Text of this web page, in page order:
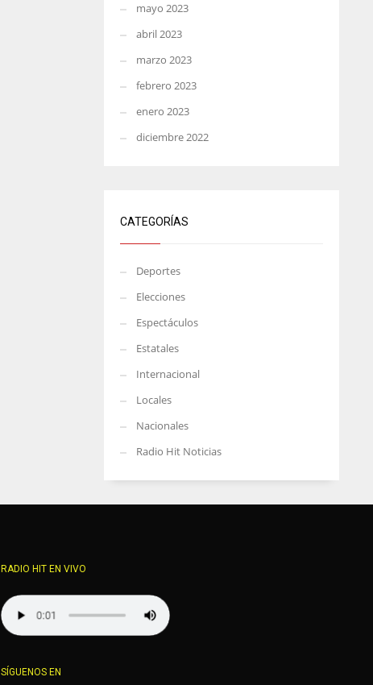
mayo 2023
abril 2023
marzo 2023
febrero 2023
enero 2023
diciembre 2022
CATEGORÍAS
Deportes
Elecciones
Espectáculos
Estatales
Internacional
Locales
Nacionales
Radio Hit Noticias
RADIO HIT EN VIVO
SÍGUENOS EN